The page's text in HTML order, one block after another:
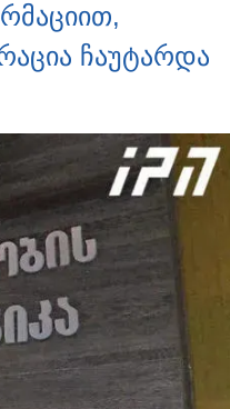
ჩაუტარდა